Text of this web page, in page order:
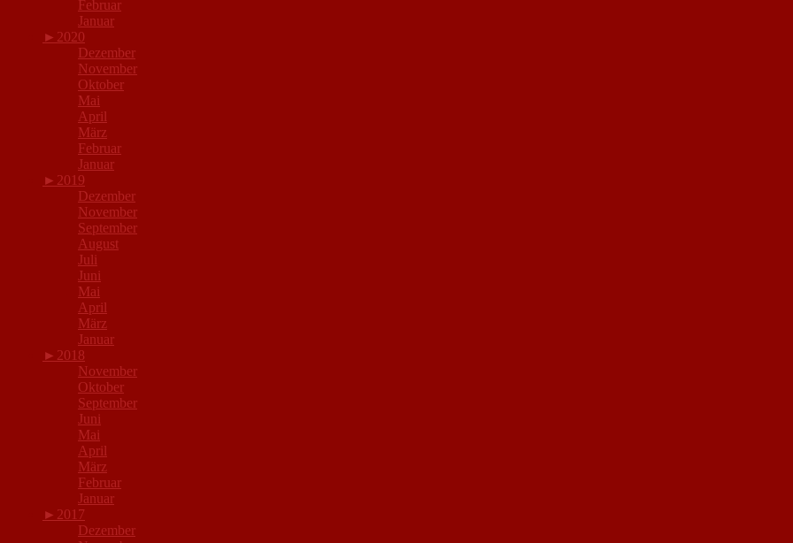
Februar
Januar
► 2020
Dezember
November
Oktober
Mai
April
März
Februar
Januar
► 2019
Dezember
November
September
August
Juli
Juni
Mai
April
März
Januar
► 2018
November
Oktober
September
Juni
Mai
April
März
Februar
Januar
► 2017
Dezember